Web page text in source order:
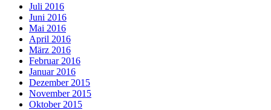
Juli 2016
Juni 2016
Mai 2016
April 2016
März 2016
Februar 2016
Januar 2016
Dezember 2015
November 2015
Oktober 2015